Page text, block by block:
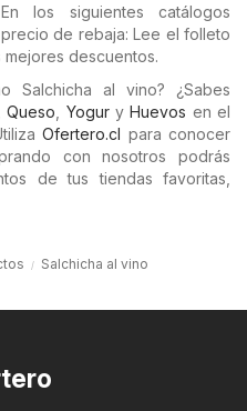
los siguientes catálogos
de rebaja: Lee el folleto
descuentos.
Salchicha al vino? ¿Sabes
,Queso YoguryHuevos en el
Ofertero.cl para conocer
con nosotros podrás
de tus tiendas favoritas,
Salchicha al vino